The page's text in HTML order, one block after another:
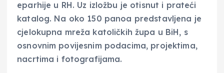
eparhije u RH. Uz izložbu je otisnut i prateći
katalog. Na oko 150 panoa predstavljena je
cjelokupna mreža katoličkih župa u BiH, s
osnovnim povijesnim podacima, projektima,
nacrtima i fotografijama.